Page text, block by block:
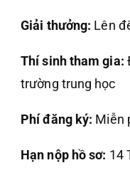
Giải thưởng: Lên
Thí sinh tham gia:
trường trung học
Phí đăng ký: Miễn
Hạn nộp hồ sơ: 14